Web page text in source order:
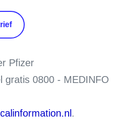
Pfizer
gratis 0800 - MEDINFO
.